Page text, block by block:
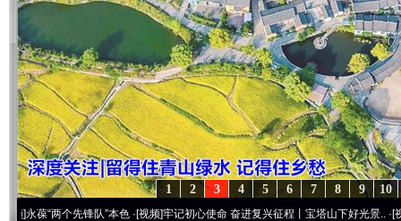
10
9
8
7
6
5
4
3
2
1
“两个先锋队”本色·[视频]牢记初心使命 奋进复兴征程丨宝塔山下好光景..·[视频]因党